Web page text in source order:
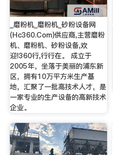
_磨粉机_磨粉机_砂粉设备网
(Hc360.Com)供应商,主营磨粉
机、磨粉机、砂粉设备,欢
迎!360行,行行在。 成立于
2005年，坐落于美丽的浦东新
区，拥有10万平方米生产基
地，汇聚了一批高技术人才，是
一家专业的生产设备的高新技术
企业。